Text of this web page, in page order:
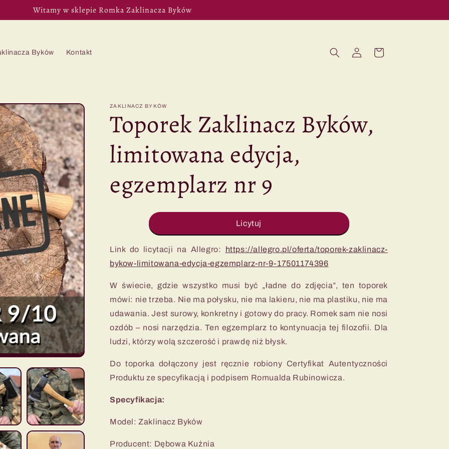
Witamy w sklepie Romka Zaklinacza Byków
Byków Kontakt
Zaloguj
się
Koszyk
ZAKLINACZ BYKÓW
Toporek Zaklinacz Byków,
limitowana edycja,
egzemplarz nr 9
Licytuj
Link do licytacji na Allegro: https://allegro.pl/oferta/toporek-zaklinacz-
bykow-limitowana-edycja-egzemplarz-nr-9-17501174396
W świecie, gdzie wszystko musi być „ładne do zdjęcia”, ten toporek
mówi: nie trzeba. Nie ma połysku, nie ma lakieru, nie ma plastiku, nie ma
udawania. Jest surowy, konkretny i gotowy do pracy. Romek sam nie nosi
ozdób – nosi narzędzia. Ten egzemplarz to kontynuacja tej filozofii. Dla
ludzi, którzy wolą szczerość i prawdę niż błysk.
Do toporka dołączony jest ręcznie robiony Certyfikat Autentyczności
Produktu ze specyfikacją i podpisem Romualda Rubinowicza.
Specyfikacja:
Model: Zaklinacz Byków
Producent: Dębowa Kuźnia